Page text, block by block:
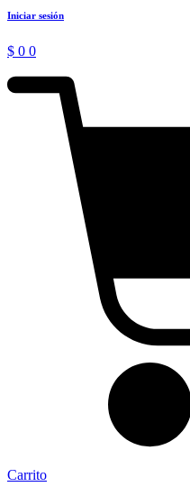
Iniciar sesión
$ 0 0
Carrito